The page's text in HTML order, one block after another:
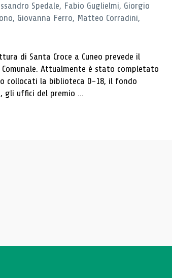
Spedale, Fabio Guglielmi, Giorgio
Giovanna Ferro, Matteo Corradini,
di Santa Croce a Cuneo prevede il
Attualmente è stato completato
collocati la biblioteca 0-18, il fondo
gli uffici del premio ...